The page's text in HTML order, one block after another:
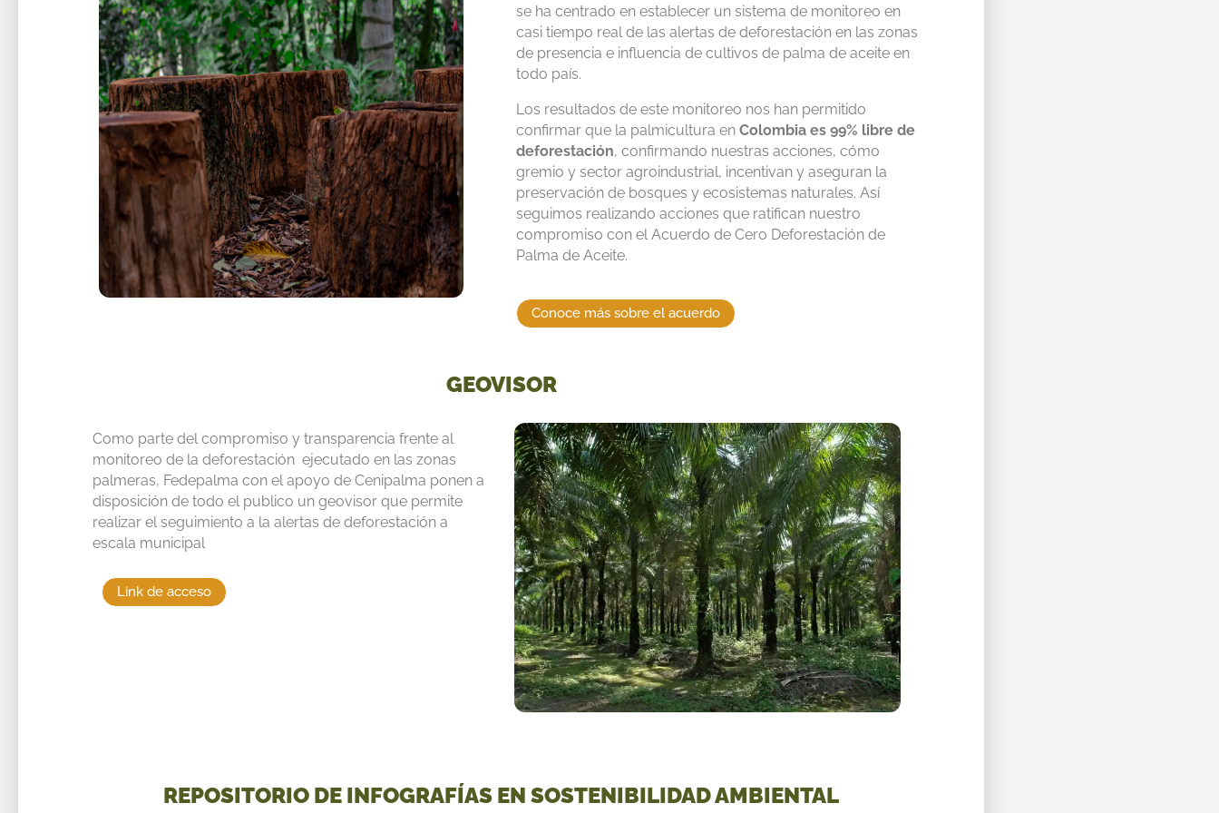
se ha centrado en establecer un sistema de monitoreo en
casi tiempo real de las alertas de deforestación en las zonas
de presencia e influencia de cultivos de palma de aceite en
todo país.
Los resultados de este monitoreo nos han permitido
confirmar que la palmicultura en Colombia es 99% libre de
deforestación, confirmando nuestras acciones, cómo
gremio y sector agroindustrial, incentivan y aseguran la
preservación de bosques y ecosistemas naturales. Así
seguimos realizando acciones que ratifican nuestro
compromiso con el Acuerdo de Cero Deforestación de
Palma de Aceite.
Conoce más sobre el acuerdo
GEOVISOR
Como parte del compromiso y transparencia frente al
monitoreo de la deforestación ejecutado en las zonas
palmeras, Fedepalma con el apoyo de Cenipalma ponen a
disposición de todo el publico un geovisor que permite
realizar el seguimiento a la alertas de deforestación a
escala municipal
Link de acceso
REPOSITORIO DE INFOGRAFÍAS EN SOSTENIBILIDAD AMBIENTAL